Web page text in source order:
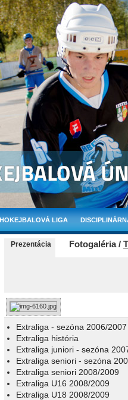
LIGA
Prezentácia Fotogaléria /
Extraliga - sezóna 2006/2007
Extraliga história
Extraliga juniori - sezóna
Extraliga seniori - sezóna
Extraliga seniori 2008/2009
Extraliga U16 2008/2009
Extraliga U18 2008/2009